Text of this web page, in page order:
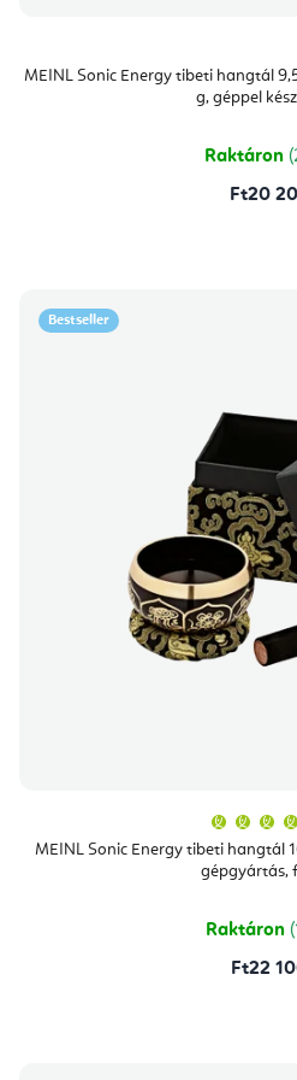
MEINL Sonic Energy tibeti hangtál
g, géppel
Raktáron
Ft20
Bestseller
MEINL Sonic Energy tibeti hangtál
gépgyártás,
Raktáron
Ft22